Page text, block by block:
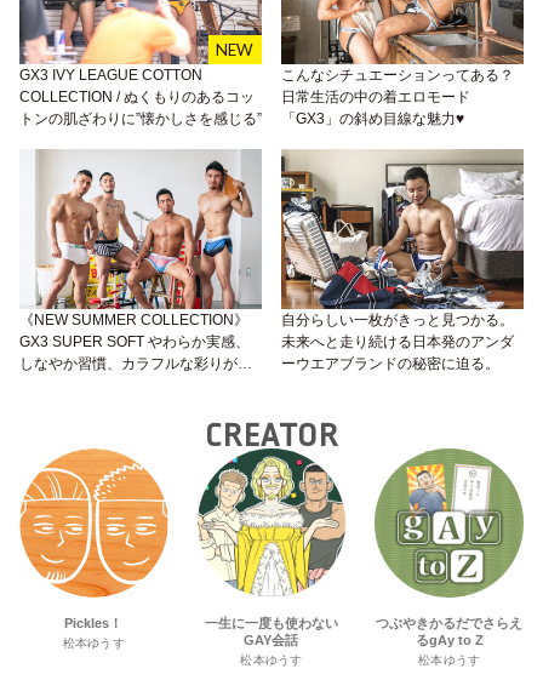
GX3 IVY LEAGUE COTTON
COLLECTION / ぬくもりのあるコッ
トンの肌ざわりに”懐かしさを感じる”
こんなシチュエーションってある？
日常生活の中の着エロモード
「GX3」の斜め目線な魅力♥
《NEW SUMMER COLLECTION》
GX3 SUPER SOFT やわらか実感、
しなやか習慣、カラフルな彩りが包
自分らしい一枚がきっと見つかる。
未来へと走り続ける日本発のアンダ
ーウエアブランドの秘密に迫る。
CREATOR
Pickles！
松本ゆうす
一生に一度も使わない
GAY会話
松本ゆうす
つぶやきかるだでさらえ
るgAy to Z
松本ゆうす